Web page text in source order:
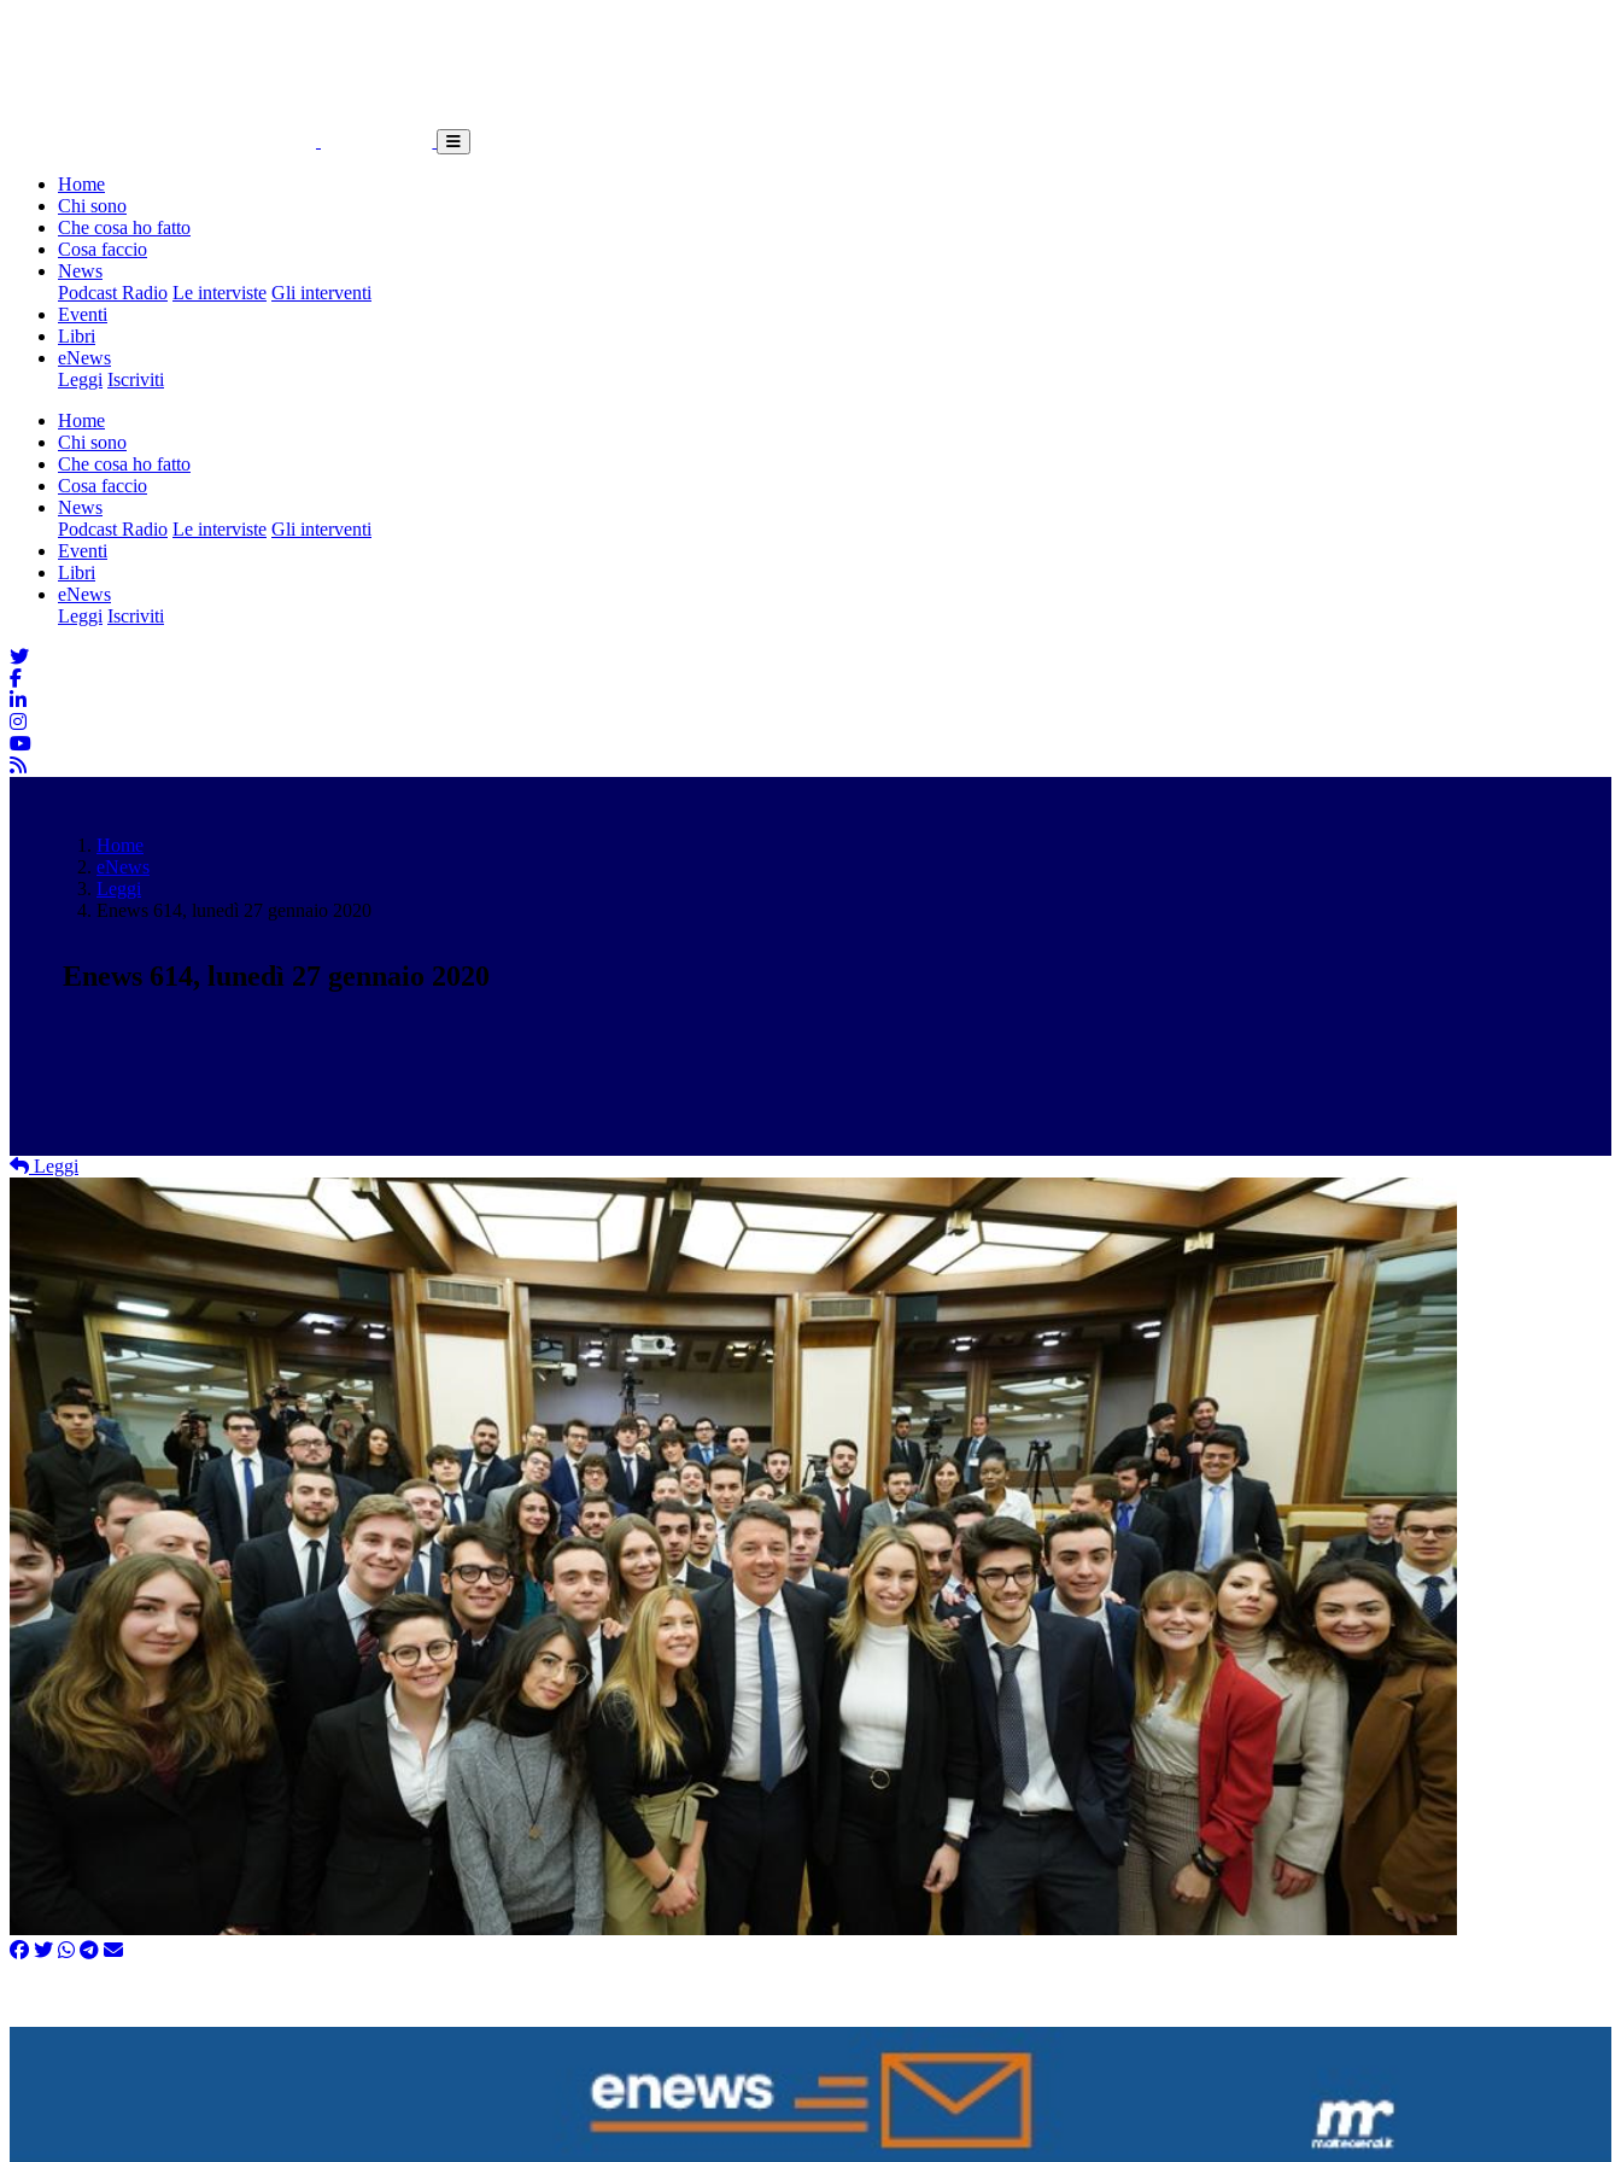
Home
Chi sono
Che cosa ho fatto
Cosa faccio
News
Podcast Radio Le interviste Gli interventi
Eventi
Libri
eNews
Leggi Iscriviti
Home
Chi sono
Che cosa ho fatto
Cosa faccio
News
Podcast Radio Le interviste Gli interventi
Eventi
Libri
eNews
Leggi Iscriviti
Home
eNews
Leggi
Enews 614, lunedì 27 gennaio 2020
Enews 614, lunedì 27 gennaio 2020
Leggi